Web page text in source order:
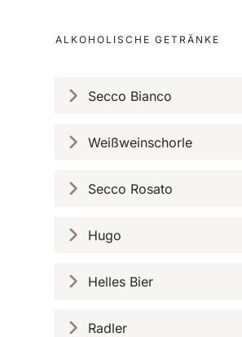
ALKOHOLISCHE GETRÄNKE
Secco Bianco
Weißweinschorle
Secco Rosato
Hugo
Helles Bier
Radler